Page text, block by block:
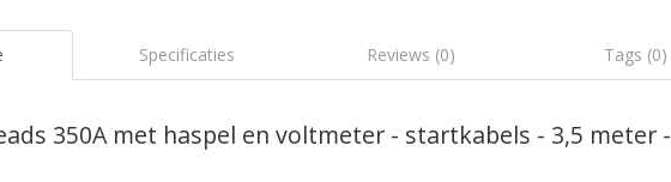
Specificaties Reviews (0) Tags (0)
350A met haspel en voltmeter - startkabels - 3,5 meter -